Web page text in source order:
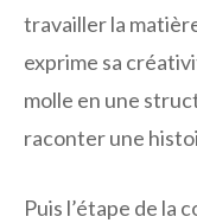
travailler la
exprime sa
molle en une
raconter une
Puis l’étape de la